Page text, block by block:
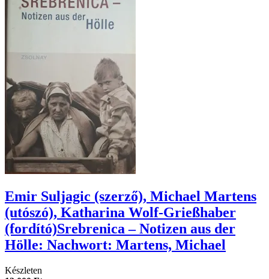
Emir Suljagic (szerző), Michael Martens
(utószó), Katharina Wolf-Grießhaber
(fordító)Srebrenica – Notizen aus der
Hölle: Nachwort: Martens, Michael
Készleten